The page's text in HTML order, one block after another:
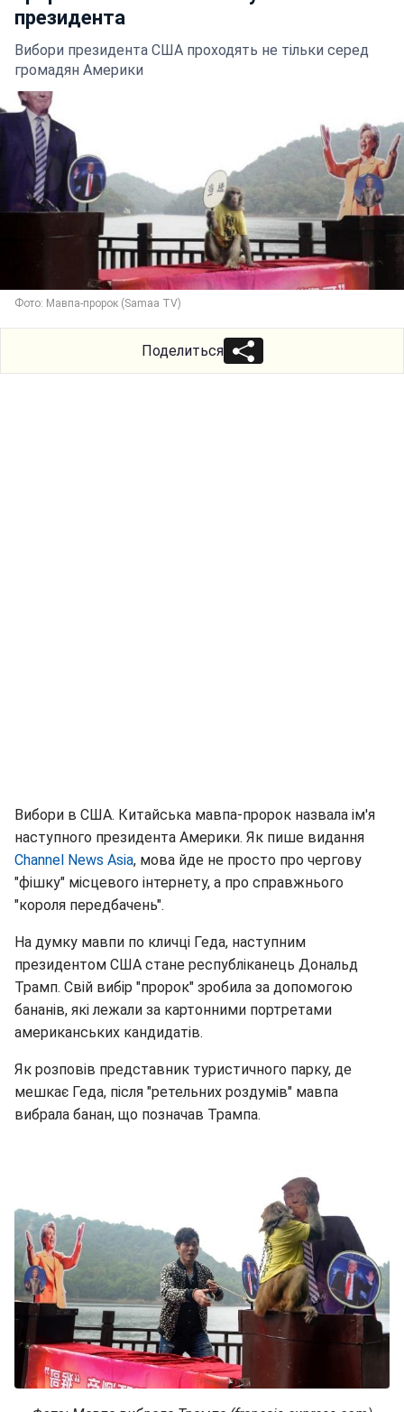
президента
Вибори президента США проходять не тільки серед
громадян Америки
Фото: Мавпа-пророк (Samaa TV)
Поделиться
Вибори в США. Китайська мавпа-пророк назвала ім'я
наступного президента Америки. Як пише видання
Channel News Asia, мова йде не просто про чергову
"фішку" місцевого інтернету, а про справжнього
"короля передбачень".
На думку мавпи по кличці Геда, наступним
президентом США стане республіканець Дональд
Трамп. Свій вибір "пророк" зробила за допомогою
бананів, які лежали за картонними портретами
американських кандидатів.
Як розповів представник туристичного парку, де
мешкає Геда, після "ретельних роздумів" мавпа
вибрала банан, що позначав Трампа.